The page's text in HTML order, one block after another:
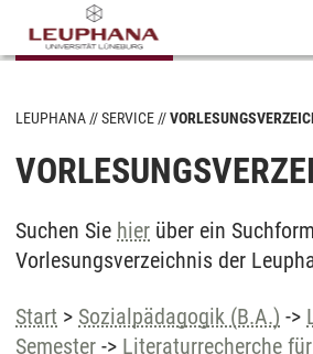
LEUPHANA SERVICE
Suchen Sie hier über ein
Vorlesungsverzeichnis der
Start > Sozialpädagogik (B.A.) ->
Semester -> Literaturrecherche